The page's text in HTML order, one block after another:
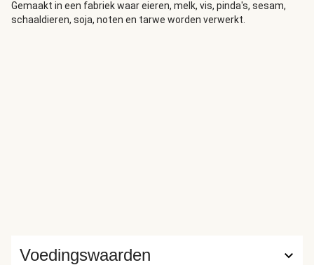
Gemaakt in een fabriek waar eieren, melk, vis, pinda's, sesam,
schaaldieren, soja, noten en tarwe worden verwerkt.
Voedingswaarden